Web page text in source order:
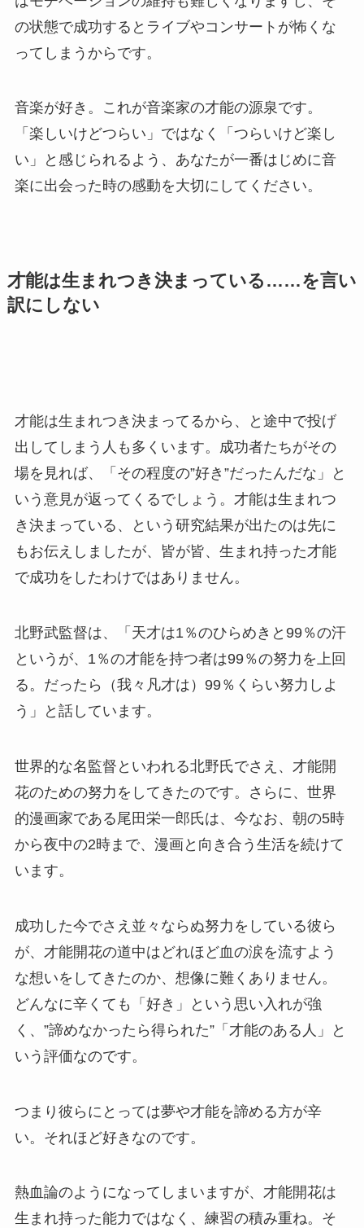
の状態で成功するとライブやコンサートが怖くな
ってしまうからです。
音楽が好き。これが音楽家の才能の源泉です。
「楽しいけどつらい」ではなく「つらいけど楽し
い」と感じられるよう、あなたが一番はじめに音
楽に出会った時の感動を大切にしてください。
才能は生まれつき決まっている……を言い
訳にしない
才能は生まれつき決まってるから、と途中で投げ
出してしまう人も多くいます。成功者たちがその
場を見れば、「その程度の”好き”だったんだな」と
いう意見が返ってくるでしょう。才能は生まれつ
き決まっている、という研究結果が出たのは先に
もお伝えしましたが、皆が皆、生まれ持った才能
で成功をしたわけではありません。
北野武監督は、「天才は1％のひらめきと99％の汗
というが、1％の才能を持つ者は99％の努力を上回
る。だったら（我々凡才は）99％くらい努力しよ
う」と話しています。
世界的な名監督といわれる北野氏でさえ、才能開
花のための努力をしてきたのです。さらに、世界
的漫画家である尾田栄一郎氏は、今なお、朝の5時
から夜中の2時まで、漫画と向き合う生活を続けて
います。
成功した今でさえ並々ならぬ努力をしている彼ら
が、才能開花の道中はどれほど血の涙を流すよう
な想いをしてきたのか、想像に難くありません。
どんなに辛くても「好き」という思い入れが強
く、”諦めなかったら得られた”「才能のある人」と
いう評価なのです。
つまり彼らにとっては夢や才能を諦める方が辛
い。それほど好きなのです。
熱血論のようになってしまいますが、才能開花は
生まれ持った能力ではなく、練習の積み重ね。そ